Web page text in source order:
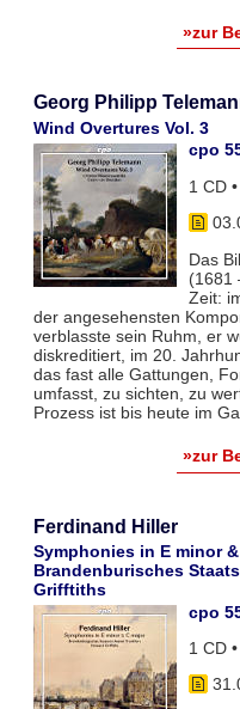
»zur
Georg Philipp
Wind Overtures Vol. 3
cpo
1 CD
Das
(1681
Zeit:
der angesehensten
verblasste sein Ruhm, er
diskreditiert, im 20.
das fast alle Gattungen,
umfasst, zu sichten, zu
Prozess ist bis heute im
»zur
Ferdinand Hiller
Symphonies in E minor
Brandenburisches
Grifftiths
cpo
1 CD